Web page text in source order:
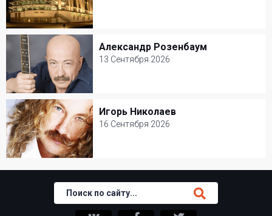
12 Сентября 2026
Мастерская Петра Фоменко
Творческий вечер
Александр Розенбаум
13 Сентября 2026
Александр Розенбаум
13 Сентября 2026
БКЗ Октябрьский
Шансон
Игорь Николаев
16 Сентября 2026
Игорь Николаев
16 Сентября 2026
Популярная музыка